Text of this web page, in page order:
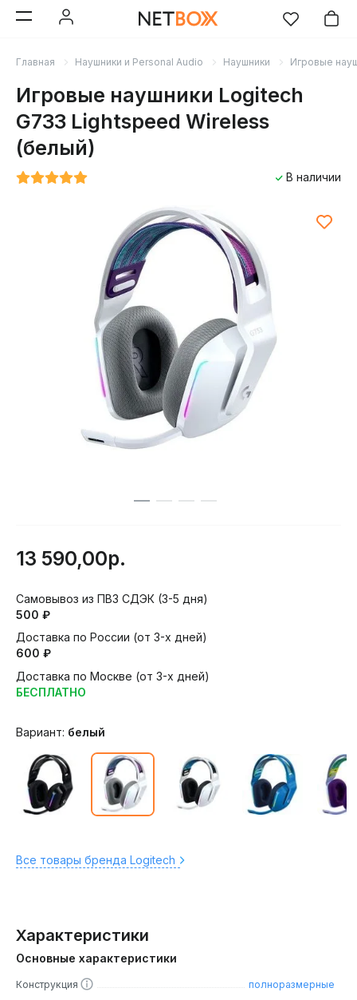
Главная Наушники и Personal Audio Наушники Игровые
Игровые наушники Logitech
G733 Lightspeed Wireless
(белый)
В наличии
13 590,00р.
Самовывоз из ПВЗ СДЭК (3-5 дня)
500 ₽
Доставка по России (от 3-х дней)
600 ₽
Доставка по Москве (от 3-х дней)
БЕСПЛАТНО
Вариант: белый
Все товары бренда Logitech
Характеристики
Основные характеристики
Конструкция полноразмерные